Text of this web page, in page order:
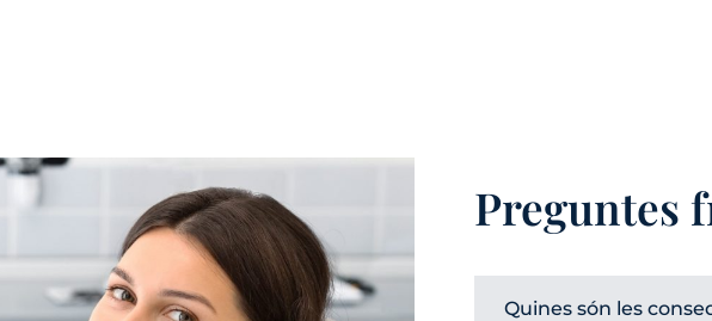
Preguntes
Quines són les